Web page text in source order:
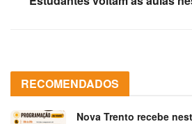
RECOMENDADOS
Nova Trento recebe